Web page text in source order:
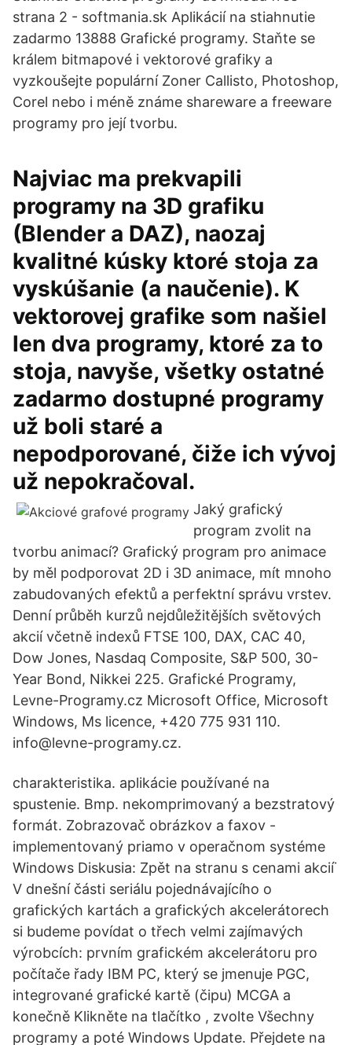
strana 2 - softmania.sk Aplikácií na stiahnutie
zadarmo 13888 Grafické programy. Staňte se
králem bitmapové i vektorové grafiky a
vyzkoušejte populární Zoner Callisto, Photoshop,
Corel nebo i méně známe shareware a freeware
programy pro její tvorbu.
Najviac ma prekvapili
programy na 3D grafiku
(Blender a DAZ), naozaj
kvalitné kúsky ktoré stoja za
vyskúšanie (a naučenie). K
vektorovej grafike som našiel
len dva programy, ktoré za to
stoja, navyše, všetky ostatné
zadarmo dostupné programy
už boli staré a
nepodporované, čiže ich vývoj
už nepokračoval.
Jaký grafický
program zvolit na
tvorbu animací? Grafický program pro animace
by měl podporovat 2D i 3D animace, mít mnoho
zabudovaných efektů a perfektní správu vrstev.
Denní průběh kurzů nejdůležitějších světových
akcií včetně indexů FTSE 100, DAX, CAC 40,
Dow Jones, Nasdaq Composite, S&P 500, 30-
Year Bond, Nikkei 225. Grafické Programy,
Levne-Programy.cz Microsoft Office, Microsoft
Windows, Ms licence, +420 775 931 110.
info@levne-programy.cz.
charakteristika. aplikácie používané na
spustenie. Bmp. nekomprimovaný a bezstratový
formát. Zobrazovač obrázkov a faxov -
implementovaný priamo v operačnom systéme
Windows Diskusia: Zpět na stranu s cenami akcií˙
V dnešní části seriálu pojednávajícího o
grafických kartách a grafických akcelerátorech
si budeme povídat o třech velmi zajímavých
výrobcích: prvním grafickém akcelerátoru pro
počítače řady IBM PC, který se jmenuje PGC,
integrované grafické kartě (čipu) MCGA a
konečně Klikněte na tlačítko , zvolte Všechny
programy a poté Windows Update. Přejdete na